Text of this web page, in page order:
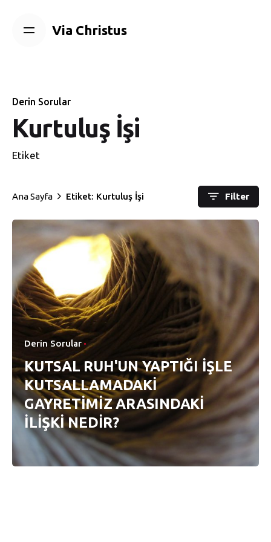
content
Via Christus
Derin Sorular
Kurtuluş İşi
Etiket
Ana Sayfa Etiket: Kurtuluş İşi Filter
Derin Sorular
KUTSAL RUH'UN YAPTIĞI İŞLE
KUTSALLAMADAKİ
GAYRETİMİZ ARASINDAKİ
İLİŞKİ NEDİR?